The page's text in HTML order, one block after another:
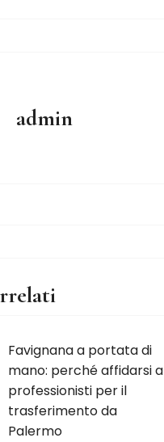
admin
Favignana a portata di
mano: perché affidarsi a
professionisti per il
trasferimento da
Palermo